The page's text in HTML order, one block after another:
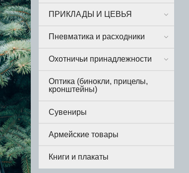
ПРИКЛАДЫ И ЦЕВЬЯ
Пневматика и расходники
Охотничьи принадлежности
Оптика (бинокли, прицелы,
кронштейны)
Сувениры
Армейские товары
Книги и плакаты